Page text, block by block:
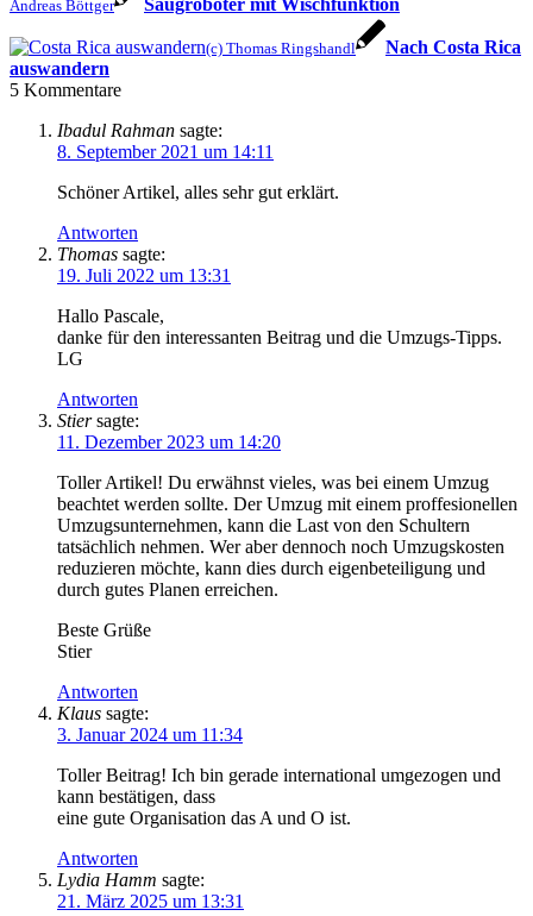
Andreas Böttger Saugroboter mit Wischfunktion
(c) Thomas Ringshandl
Nach Costa Rica
auswandern
5 Kommentare
Ibadul Rahman sagte:
8. September 2021 um 14:11
Schöner Artikel, alles sehr gut erklärt.
Antworten
Thomas sagte:
19. Juli 2022 um 13:31
Hallo Pascale,
danke für den interessanten Beitrag und die Umzugs-Tipps.
LG
Antworten
Stier sagte:
11. Dezember 2023 um 14:20
Toller Artikel! Du erwähnst vieles, was bei einem Umzug
beachtet werden sollte. Der Umzug mit einem proffesionellen
Umzugsunternehmen, kann die Last von den Schultern
tatsächlich nehmen. Wer aber dennoch noch Umzugskosten
reduzieren möchte, kann dies durch eigenbeteiligung und
durch gutes Planen erreichen.
Beste Grüße
Stier
Antworten
Klaus sagte:
3. Januar 2024 um 11:34
Toller Beitrag! Ich bin gerade international umgezogen und
kann bestätigen, dass
eine gute Organisation das A und O ist.
Antworten
Lydia Hamm sagte:
21. März 2025 um 13:31